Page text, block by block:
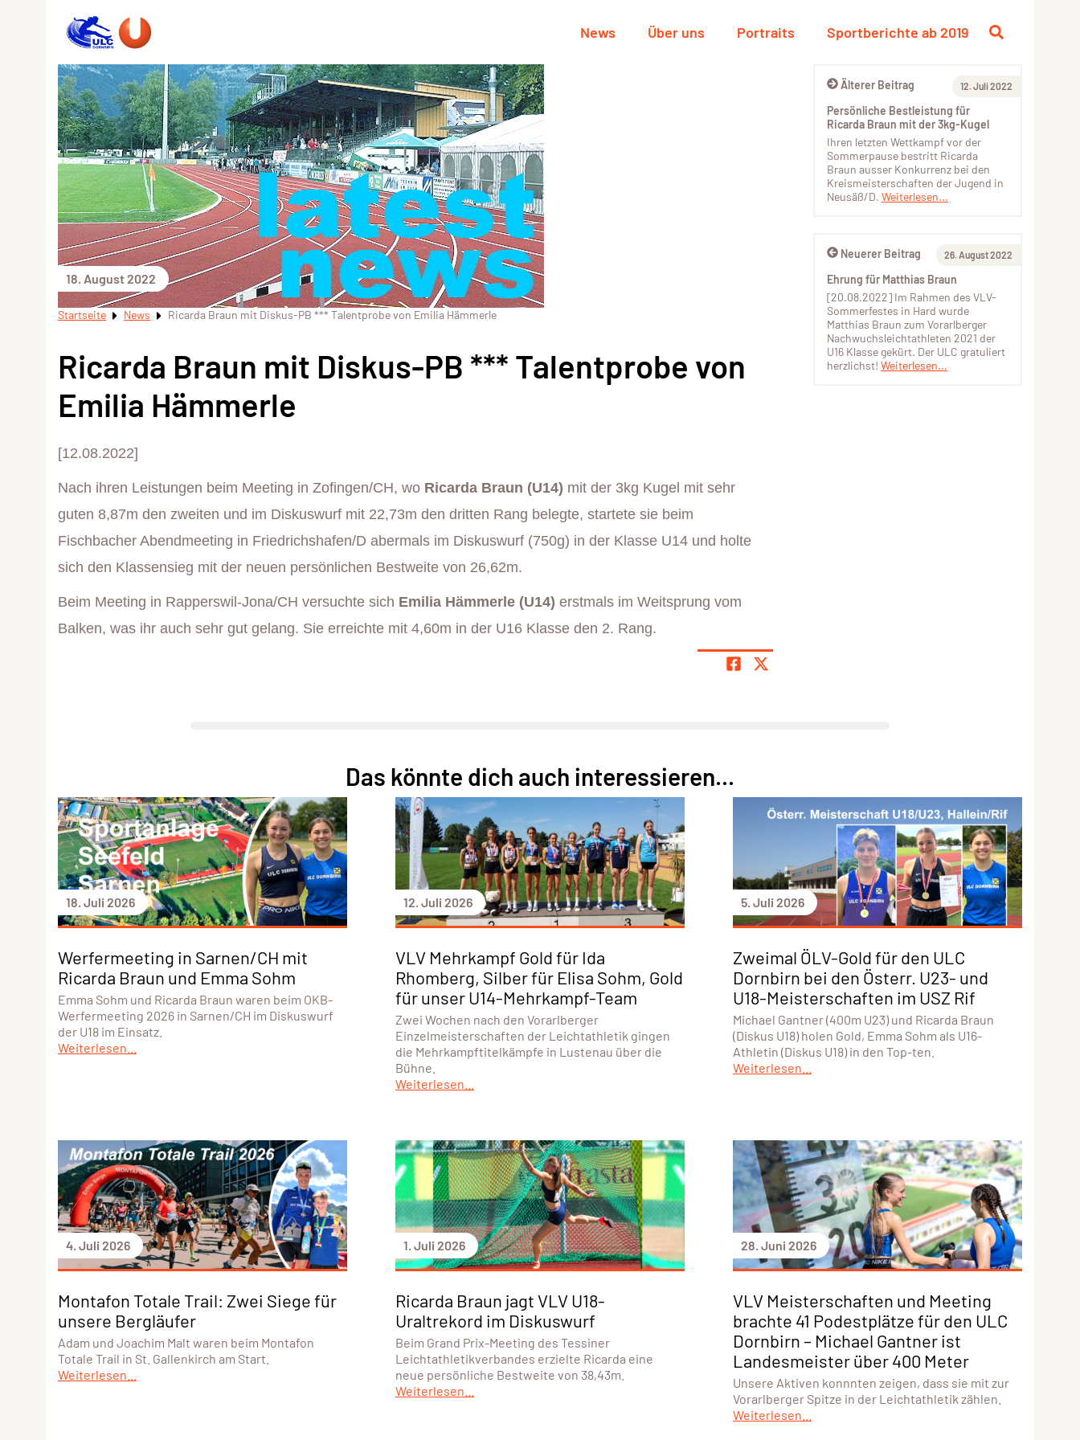
News Über uns Portraits Sportberichte ab 2019
18. August 2022
Startseite News Ricarda Braun mit Diskus-PB *** Talentprobe von Emilia Hämmerle
Ricarda Braun mit Diskus-PB *** Talentprobe von
Emilia Hämmerle
[12.08.2022]
Nach ihren Leistungen beim Meeting in Zofingen/CH, wo Ricarda Braun (U14) mit der 3kg Kugel mit sehr
guten 8,87m den zweiten und im Diskuswurf mit 22,73m den dritten Rang belegte, startete sie beim
Fischbacher Abendmeeting in Friedrichshafen/D abermals im Diskuswurf (750g) in der Klasse U14 und holte
sich den Klassensieg mit der neuen persönlichen Bestweite von 26,62m.
Beim Meeting in Rapperswil-Jona/CH versuchte sich Emilia Hämmerle (U14) erstmals im Weitsprung vom
Balken, was ihr auch sehr gut gelang. Sie erreichte mit 4,60m in der U16 Klasse den 2. Rang.
Älterer Beitrag 12. Juli 2022
Persönliche Bestleistung für
Ricarda Braun mit der 3kg-Kugel
Ihren letzten Wettkampf vor der
Sommerpause bestritt Ricarda
Braun ausser Konkurrenz bei den
Kreismeisterschaften der Jugend in
Neusäß/D. Weiterlesen...
Neuerer Beitrag 26. August 2022
Ehrung für Matthias Braun
[20.08.2022] Im Rahmen des VLV-
Sommerfestes in Hard wurde
Matthias Braun zum Vorarlberger
Nachwuchsleichtathleten 2021 der
U16 Klasse gekürt. Der ULC gratuliert
herzlichst! Weiterlesen...
Das könnte dich auch interessieren...
18. Juli 2026
Werfermeeting in Sarnen/CH mit
Ricarda Braun und Emma Sohm
Emma Sohm und Ricarda Braun waren beim OKB-
Werfermeeting 2026 in Sarnen/CH im Diskuswurf
der U18 im Einsatz.
Weiterlesen...
12. Juli 2026
VLV Mehrkampf Gold für Ida
Rhomberg, Silber für Elisa Sohm, Gold
für unser U14-Mehrkampf-Team
Zwei Wochen nach den Vorarlberger
Einzelmeisterschaften der Leichtathletik gingen
die Mehrkampftitelkämpfe in Lustenau über die
Bühne.
Weiterlesen...
5. Juli 2026
Zweimal ÖLV-Gold für den ULC
Dornbirn bei den Österr. U23- und
U18-Meisterschaften im USZ Rif
Michael Gantner (400m U23) und Ricarda Braun
(Diskus U18) holen Gold, Emma Sohm als U16-
Athletin (Diskus U18) in den Top-ten.
Weiterlesen...
4. Juli 2026
Montafon Totale Trail: Zwei Siege für
unsere Bergläufer
Adam und Joachim Malt waren beim Montafon
Totale Trail in St. Gallenkirch am Start.
Weiterlesen...
1. Juli 2026
Ricarda Braun jagt VLV U18-
Uraltrekord im Diskuswurf
Beim Grand Prix-Meeting des Tessiner
Leichtathletikverbandes erzielte Ricarda eine
neue persönliche Bestweite von 38,43m.
Weiterlesen...
28. Juni 2026
VLV Meisterschaften und Meeting
brachte 41 Podestplätze für den ULC
Dornbirn – Michael Gantner ist
Landesmeister über 400 Meter
Unsere Aktiven konnnten zeigen, dass sie mit zur
Vorarlberger Spitze in der Leichtathletik zählen.
Weiterlesen...